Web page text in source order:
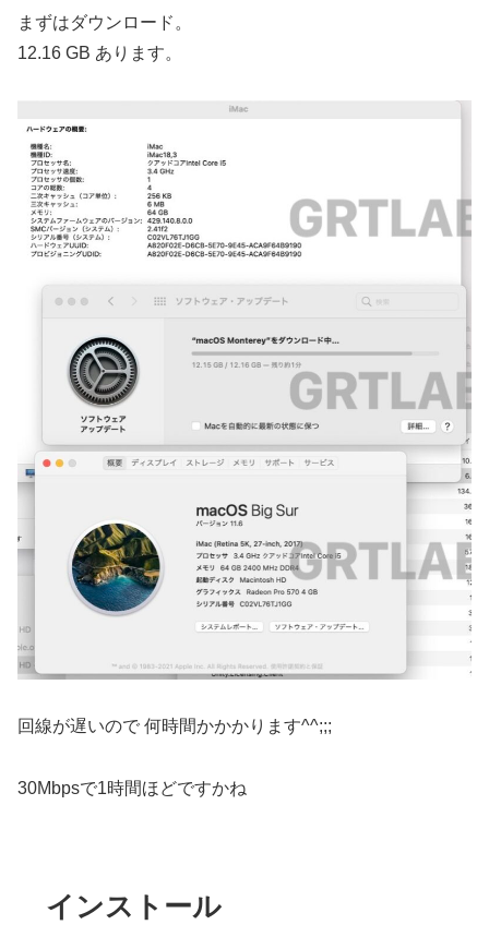
まずはダウンロード。
12.16 GB あります。
回線が遅いので 何時間かかかります^^;;;
30Mbpsで1時間ほどですかね
インストール